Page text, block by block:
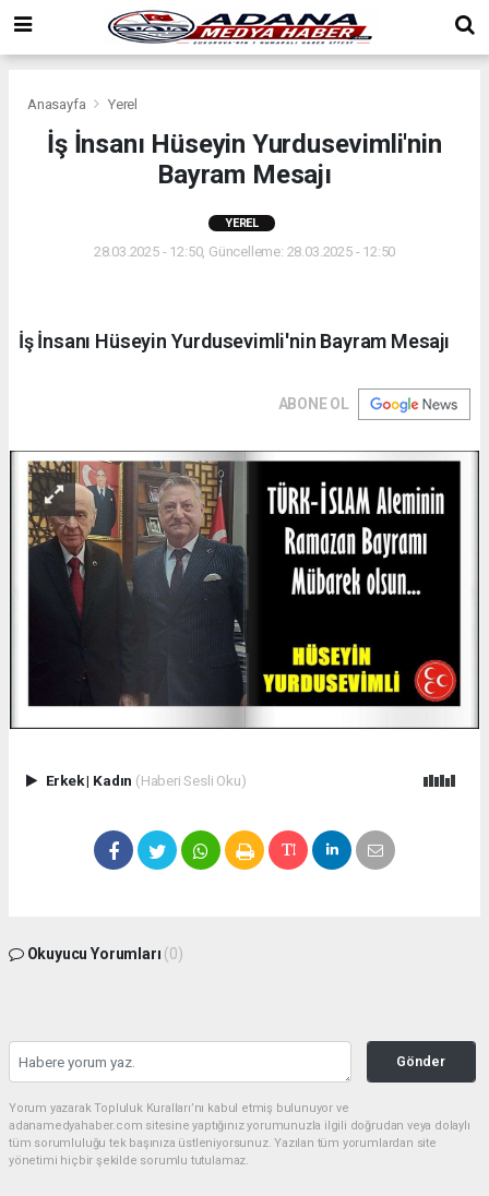
Anasayfa Yerel
İş İnsanı Hüseyin Yurdusevimli'nin
Bayram Mesajı
YEREL
28.03.2025 - 12:50, Güncelleme: 28.03.2025 - 12:50
İş İnsanı Hüseyin Yurdusevimli'nin Bayram Mesajı
ABONE OL
Erkek| Kadın (Haberi Sesli Oku)
Okuyucu Yorumları (0)
Gönder
Yorum yazarak Topluluk Kuralları’nı kabul etmiş bulunuyor ve
adanamedyahaber.com sitesine yaptığınız yorumunuzla ilgili doğrudan veya dolaylı
tüm sorumluluğu tek başınıza üstleniyorsunuz. Yazılan tüm yorumlardan site
yönetimi hiçbir şekilde sorumlu tutulamaz.